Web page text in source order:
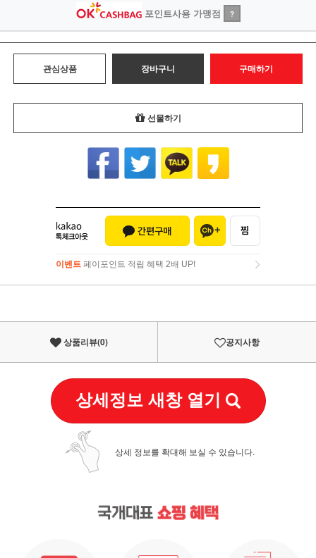
포인트사용 가맹점 ?
관심상품 장바구니 구매하기
선물하기
이벤트 페이포인트 적립 혜택 2배 UP!
이벤트페이포인트 적립 혜택 2배 UP!
상품리뷰(0) 공지사항
상세정보 새창 열기
상세 정보를 확대해 보실 수 있습니다.